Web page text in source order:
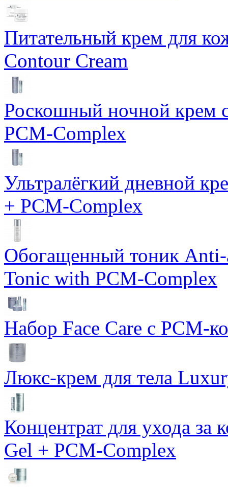
Питательный крем для
Contour Cream
Роскошный ночной крем
PCM-Complex
Ультралёгкий дневной
+ PCM-Complex
Обогащенный тоник Anti-
Tonic with PCM-Complex
Набор Face Care с PCM-
Люкс-крем для тела
Концентрат для ухода за
Gel + PCM-Complex